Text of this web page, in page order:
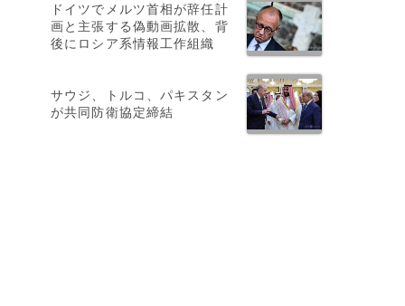
ドイツでメルツ首相が辞任計
画と主張する偽動画拡散、背
後にロシア系情報工作組織
サウジ、トルコ、パキスタン
が共同防衛協定締結